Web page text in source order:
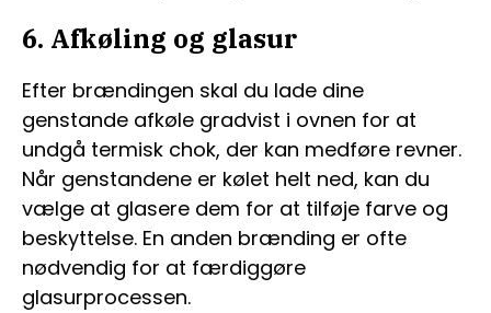
6. Afkøling og glasur
Efter brændingen skal du lade dine
genstande afkøle gradvist i ovnen for at
undgå termisk chok, der kan medføre revner.
Når genstandene er kølet helt ned, kan du
vælge at glasere dem for at tilføje farve og
beskyttelse. En anden brænding er ofte
nødvendig for at færdiggøre
glasurprocessen.